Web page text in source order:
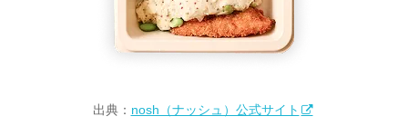
出典： nosh（ナッシュ）公式サイト